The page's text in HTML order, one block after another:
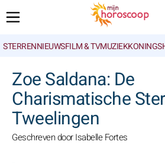
STERRENNIEUWSFILM & TVMUZIEK
Zoe Saldana: De
Charismatische
Tweelingen
Geschreven door Isabelle Fortes